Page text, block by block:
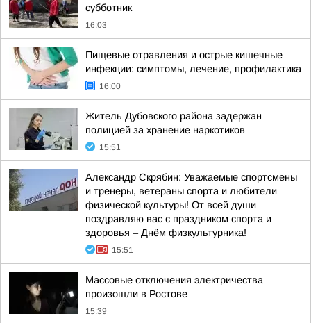
субботник
16:03
Пищевые отравления и острые кишечные
инфекции: симптомы, лечение, профилактика
16:00
Житель Дубовского района задержан
полицией за хранение наркотиков
15:51
Александр Скрябин: Уважаемые спортсмены
и тренеры, ветераны спорта и любители
физической культуры! От всей души
поздравляю вас с праздником спорта и
здоровья – Днём физкультурника!
15:51
Массовые отключения электричества
произошли в Ростове
15:39